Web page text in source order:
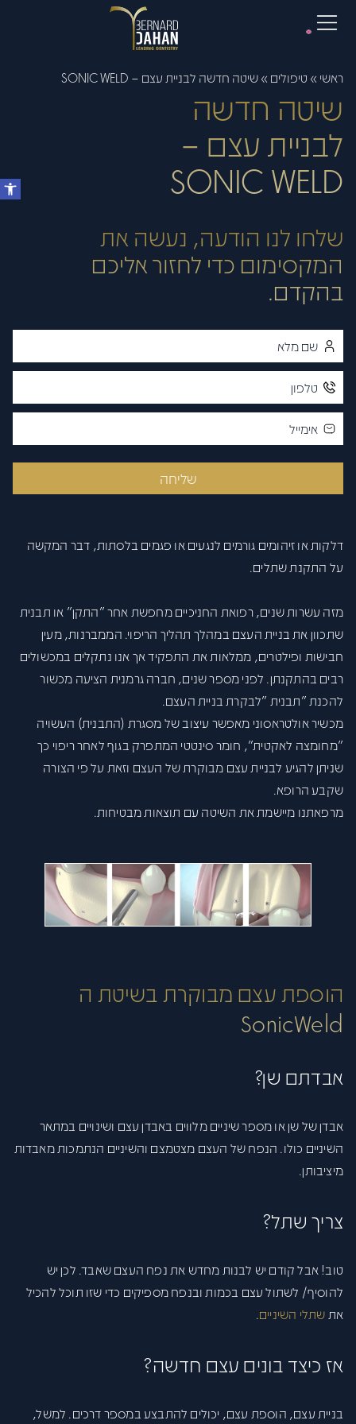
פתח
ראשי » טיפולים »שיטה חדשה לבניית עצם – SONIC WELD
שיטה חדשה
לבניית עצם –
SONIC WELD
שלחו לנו הודעה, נעשה את
המקסימום כדי לחזור אליכם
בהקדם.
שליחה
דלקות או זיהומים גורמים לנגעים או פגמים בלסתות, דבר המקשה
על התקנת שתלים.
מזה עשרות שנים, רפואת החניכיים מחפשת אחר ״התקן״ או תבנית
שתכוון את בניית העצם במהלך תהליך הריפוי. הממברנות, מעין
חבישות ופילטרים, ממלאות את התפקיד אך אנו נתקלים במכשולים
רבים בהתקנתן. לפני מספר שנים, חברה גרמנית הציעה מכשור
להכנת ״תבנית ״לבקרת בניית העצם.
מכשיר אולטראסוני מאפשר עיצוב של מסגרת (התבנית) העשויה
״מחומצה לאקטית״, חומר סינטטי המתפרק בגוף לאחר ריפוי כך
שניתן להגיע לבניית עצם מבוקרת של העצם וזאת על פי הצורה
שקבע הרופא.
מרפאתנו מיישמת את השיטה עם תוצאות מבטיחות.
הוספת עצם מבוקרת בשיטת ה
SonicWeld
אבדתם שן?
אבדן של שן או מספר שיניים מלווים באבדן עצם ושינויים במתאר
השיניים כולו. הנפח של העצם מצטמצם והשיניים הנתמכות מאבדות
מיציבותן.
צריך שתל?
טוב! אבל קודם יש לבנות מחדש את נפח העצם שאבד. לכן יש
להוסיף/ לשתול עצם בכמות ובנפח מספיקים כדי שזו תוכל להכיל
את שתלי השיניים.
אז כיצד בונים עצם חדשה?
בניית עצם, הוספת עצם, יכולים להתבצע במספר דרכים. למשל,